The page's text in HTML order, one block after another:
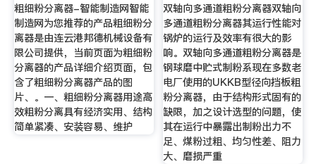
粗细粉分离器-智能制造网智能
制造网为您推荐的产品粗细粉分
离器是由连云港邦德机械设备有
限公司提供，当前页面为粗细粉
分离器的产品详细介绍页面，包
含了粗细粉分离器产品的图
片、。一、粗细粉分离器用途高
效粗粉分离具有经济实用、结构
简单紧凑、安装容易、维护
双轴向多通道粗粉分离器双轴向
多通道粗粉分离器其运行性能对
锅炉的运行及效率有很大的影
响。双轴向多通道粗粉分离器是
钢球磨中贮式制粉系现在多数老
电厂使用的UKKB型径向挡板粗
粉分离器，由于结构形式固有的
缺限，加之设计选型的问题，使
其在运行中暴露出制粉出力不
足、煤粉过粗、均匀性差、阻力
大、磨损严重